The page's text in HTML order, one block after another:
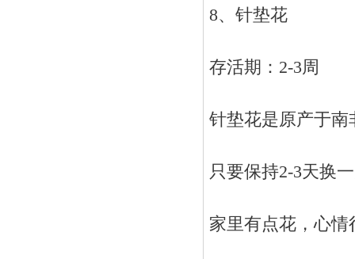
8、针垫花
存活期：2-3周
针垫花是原产于
只要保持2-3天换
家里有点花，心